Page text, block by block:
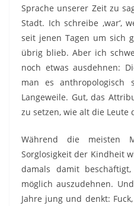
Sprache unserer Zeit zu
Stadt. Ich schreibe ‚war‘,
seit jenen Tagen um sich
übrig blieb. Aber ich
noch etwas ausdehnen:
man es anthropologisch
Langeweile. Gut, das
zu setzen, wie alt die Leute
Während die meisten
Sorglosigkeit der Kindheit
damals damit
möglich auszudehnen.
Jahre jung und denkt: